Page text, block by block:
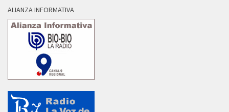
ALIANZA INFORMATIVA